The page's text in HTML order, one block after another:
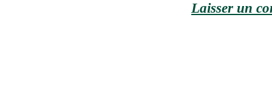
Laisser un